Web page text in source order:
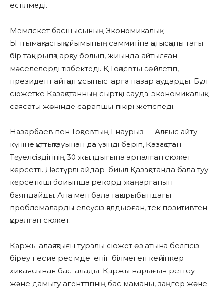
естілмеді.
Мемлекет басшысының Экономикалық
Ынтымақтастық ұйымының саммитіне қатысқаны тағы
бір тақырыпқа арқау болып, жиында айтылған
мәселелерді тізбектеді. Қ.Тоқаевты сөйлетіп,
президент айтқан ұсыныстарға назар аударды. Бұл
сюжетке Қазақстанның сыртқы сауда-экономикалық
саясаты жөнінде сарапшы пікірі жетіспеді.
Назарбаев пен Тоқаевтың 1 наурыз — Алғыс айту
күніне құттықтауынан да үзінді беріп, Қазақстан
Тәуелсіздігінің 30 жылдығына арналған сюжет
көрсетті. Дәстүрлі айдар биыл Қазақстанда бала туу
көрсеткіші бойынша рекорд жаңарғанын
баяндайды. Ана мен бала тақырыбындағы
проблемаларды елеусіз қалдырған, тек позитивтен
құралған сюжет.
Қаржы алаяқтығы туралы сюжет өз атына белгісіз
біреу несие ресімдегенін білмеген кейіпкер
хикаясынан басталады. Қаржы нарығын реттеу
және дамыту агенттігінің бас маманы, заңгер және